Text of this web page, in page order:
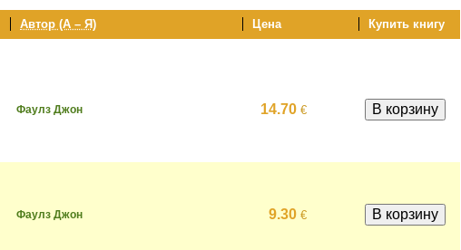
Автор (А – Я) Цена Купить книгу
Фаулз Джон 14.70 €
Фаулз Джон 9.30 €